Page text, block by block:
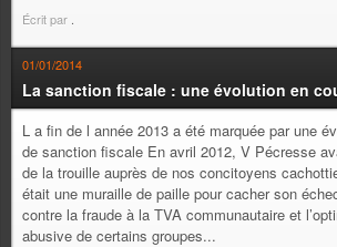
Écrit par
01/01/2014
La sanction fiscale : une évolution en
L a fin de l année 2013 a été marquée par une
de sanction fiscale En avril 2012, V Pécresse
de la trouille auprès de nos concitoyens
était une muraille de paille pour cacher son
contre la fraude à la TVA communautaire et
abusive de certains groupes...